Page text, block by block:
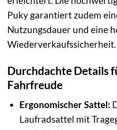
Puky garantiert zudem
Nutzungsdauer und eine
Wiederverkaufssicherheit.
Durchdachte Details
Fahrfreude
Ergonomischer Sattel:
Laufradsattel mit